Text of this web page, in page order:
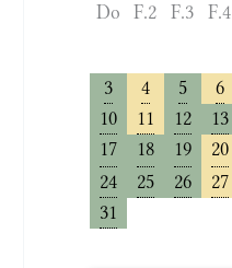
Do F.2 F.3 F.4
3
4 5 6
10
11 12 13
17
18 19 20
24
25 26 27
31